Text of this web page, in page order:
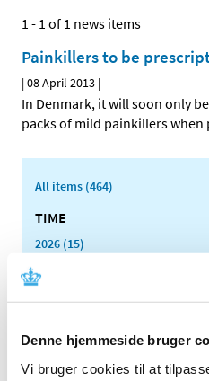
Denne hjemmeside bruger
Vi bruger cookies til at
1 - 1 of 1 news items
Painkillers to be
|08 April 2013 |
In Denmark, it will soon only
packs of mild painkillers when
All items (464)
TIME
2026 (15)
2025 (23)
2022 (20)
2021 (44)